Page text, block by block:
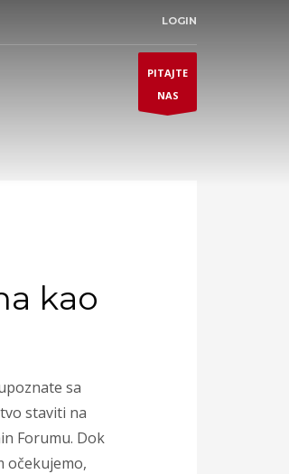
LOGIN
PITAJTE
NAS
kao
sa
staviti na
Forumu. Dok
očekujemo,